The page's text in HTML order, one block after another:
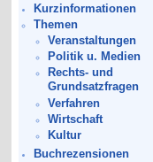
Kurzinformationen
Themen
Veranstaltungen
Politik u. Medien
Rechts- und
Grundsatzfragen
Verfahren
Wirtschaft
Kultur
Buchrezensionen